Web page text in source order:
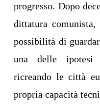
progresso. Dopo
dittatura
possibilità di
una delle ipotesi
ricreando le città
propria capacità